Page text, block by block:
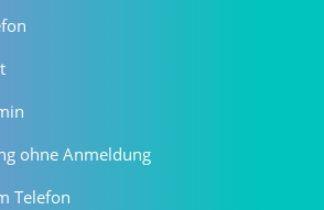
ohne Anmeldung
Telefon